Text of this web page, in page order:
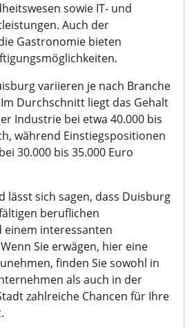
sowie IT- und
Auch der
Gastronomie bieten
variieren je nach Branche
Durchschnitt liegt das Gehalt
Industrie bei etwa 40.000 bis
während Einstiegspositionen
30.000 bis 35.000 Euro
lässt sich sagen, dass Duisburg
beruflichen
einem interessanten
Sie erwägen, hier eine
finden Sie sowohl in
als auch in der
zahlreiche Chancen für Ihre